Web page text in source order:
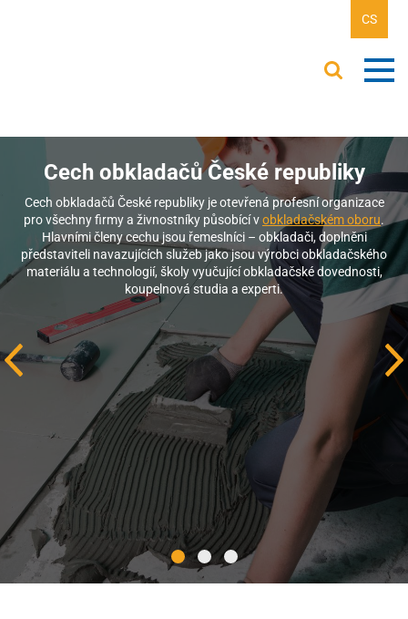
CS
Cech obkladačů České republiky
Cech obkladačů České republiky je otevřená profesní organizace
pro všechny firmy a živnostníky působící vobkladačském oboru.
Hlavními členy cechu jsou řemeslníci – obkladači, doplněni
představiteli navazujících služeb jako jsou výrobci obkladačského
materiálu a technologií, školy vyučující obkladačské dovednosti,
koupelnová studia a experti.